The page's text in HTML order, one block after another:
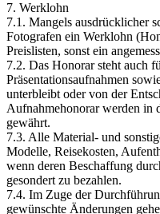
7. Werklohn
7.1. Mangels ausdrücklicher
Fotografen ein Werklohn
Preislisten, sonst ein
7.2. Das Honorar steht auch
Präsentationsaufnahmen
unterbleibt oder von der
Aufnahmehonorar werden in
gewährt.
7.3. Alle Material- und
Modelle, Reisekosten,
wenn deren Beschaffung
gesondert zu bezahlen.
7.4. Im Zuge der
gewünschte Änderungen